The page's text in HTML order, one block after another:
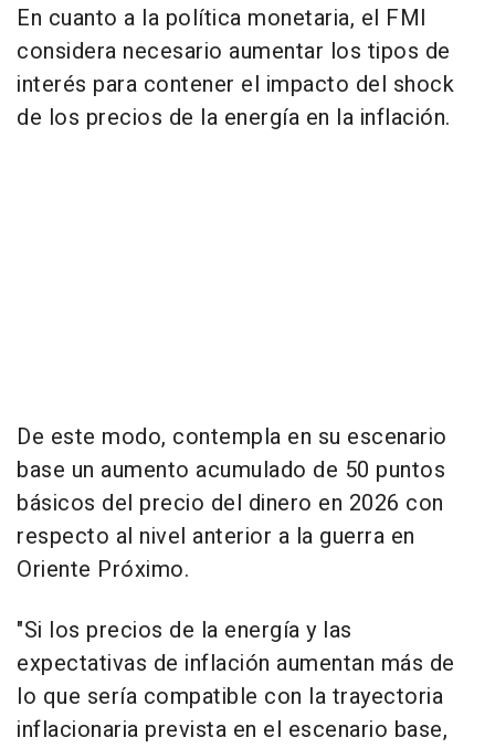
En cuanto a la política monetaria, el FMI
considera necesario aumentar los tipos de
interés para contener el impacto del shock
de los precios de la energía en la inflación.
De este modo, contempla en su escenario
base un aumento acumulado de 50 puntos
básicos del precio del dinero en 2026 con
respecto al nivel anterior a la guerra en
Oriente Próximo.
"Si los precios de la energía y las
expectativas de inflación aumentan más de
lo que sería compatible con la trayectoria
inflacionaria prevista en el escenario base,